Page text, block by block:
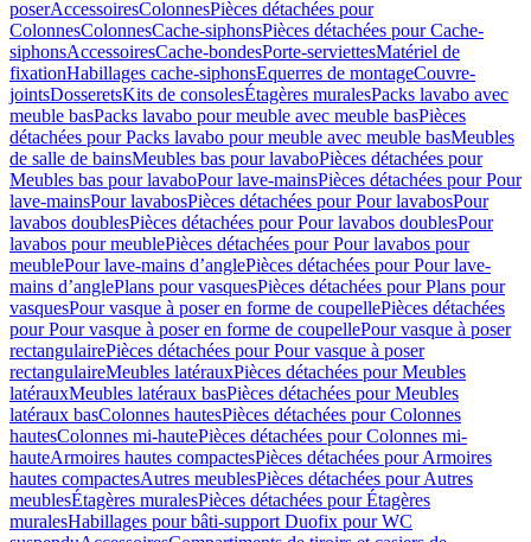
poserAccessoiresColonnesPièces détachées pour
ColonnesColonnesCache-siphonsPièces détachées pour Cache-
siphonsAccessoiresCache-bondesPorte-serviettesMatériel de
fixationHabillages cache-siphonsEquerres de montageCouvre-
jointsDosseretsKits de consolesÉtagères muralesPacks lavabo avec
meuble basPacks lavabo pour meuble avec meuble basPièces
détachées pour Packs lavabo pour meuble avec meuble basMeubles
de salle de bainsMeubles bas pour lavaboPièces détachées pour
Meubles bas pour lavaboPour lave-mainsPièces détachées pour Pour
lave-mainsPour lavabosPièces détachées pour Pour lavabosPour
lavabos doublesPièces détachées pour Pour lavabos doublesPour
lavabos pour meublePièces détachées pour Pour lavabos pour
meublePour lave-mains d’anglePièces détachées pour Pour lave-
mains d’anglePlans pour vasquesPièces détachées pour Plans pour
vasquesPour vasque à poser en forme de coupellePièces détachées
pour Pour vasque à poser en forme de coupellePour vasque à poser
rectangulairePièces détachées pour Pour vasque à poser
rectangulaireMeubles latérauxPièces détachées pour Meubles
latérauxMeubles latéraux basPièces détachées pour Meubles
latéraux basColonnes hautesPièces détachées pour Colonnes
hautesColonnes mi-hautePièces détachées pour Colonnes mi-
hauteArmoires hautes compactesPièces détachées pour Armoires
hautes compactesAutres meublesPièces détachées pour Autres
meublesÉtagères muralesPièces détachées pour Étagères
muralesHabillages pour bâti-support Duofix pour WC